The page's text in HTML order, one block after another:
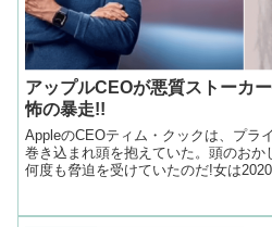
アップルCEOが悪質ストーカ
怖の暴走!!
AppleのCEOティム・クックは、プラ
巻き込まれ頭を抱えていた。頭のお
何度も脅迫を受けていたのだ!女は